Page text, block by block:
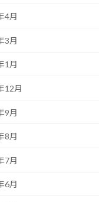
4月
3月
1月
12月
9月
8月
7月
6月